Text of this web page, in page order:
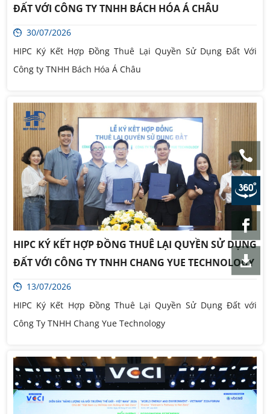
ĐẤT VỚI CÔNG TY TNHH BÁCH HÓA Á CHÂU
30/07/2026
HIPC Ký Kết Hợp Đồng Thuê Lại Quyền Sử Dụng Đất Với
Công ty TNHH Bách Hóa Á Châu
HIPC KÝ KẾT HỢP ĐỒNG THUÊ LẠI QUYỀN SỬ DỤNG
ĐẤT VỚI CÔNG TY TNHH CHANG YUE TECHNOLOGY
13/07/2026
HIPC Ký Kết Hợp Đồng Thuê Lại Quyền Sử Dụng Đất với
Công Ty TNHH Chang Yue Technology